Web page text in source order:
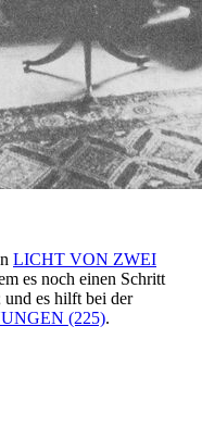
LICHT VON ZWEI
es noch einen Schritt
es hilft bei der
(225).